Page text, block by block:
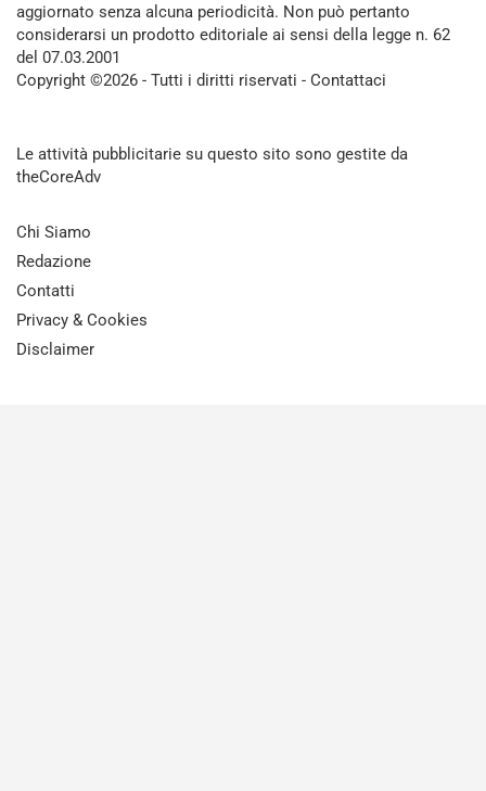
aggiornato senza alcuna periodicità. Non può pertanto
considerarsi un prodotto editoriale ai sensi della legge n. 62
del 07.03.2001
Copyright ©2026 - Tutti i diritti riservati - Contattaci
Le attività pubblicitarie su questo sito sono gestite da
theCoreAdv
Chi Siamo
Redazione
Contatti
Privacy & Cookies
Disclaimer